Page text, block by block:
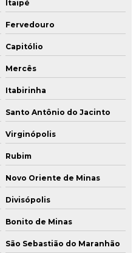
Itaipé
Fervedouro
Capitólio
Mercês
Itabirinha
Santo Antônio do Jacinto
Virginópolis
Rubim
Novo Oriente de Minas
Divisópolis
Bonito de Minas
São Sebastião do Maranhão